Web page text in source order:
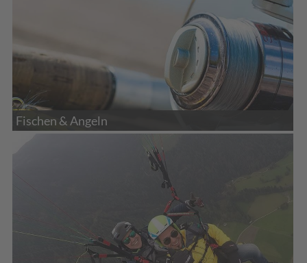
Fischen & Angeln